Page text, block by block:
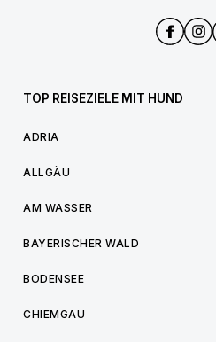
TOP REISEZIELE MIT HUND
ADRIA
ALLGÄU
AM WASSER
BAYERISCHER WALD
BODENSEE
CHIEMGAU